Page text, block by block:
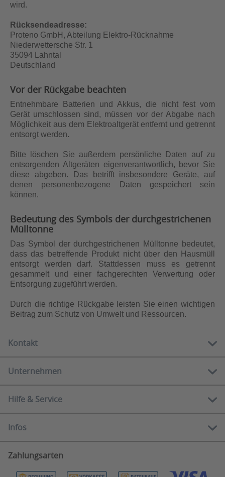
wird.
Rücksendeadresse:
Proteno GmbH, Abteilung Elektro-Rücknahme
Niederwettersche Str. 1
35094 Lahntal
Deutschland
Vor der Rückgabe beachten
Entnehmbare Batterien und Akkus, die nicht fest vom
Gerät umschlossen sind, müssen vor der Abgabe nach
Möglichkeit aus dem Elektroaltgerät entfernt und getrennt
entsorgt werden.
Bitte löschen Sie außerdem persönliche Daten auf zu
entsorgenden Altgeräten eigenverantwortlich, bevor Sie
diese abgeben. Das betrifft insbesondere Geräte, auf
denen personenbezogene Daten gespeichert sein
können.
Bedeutung des Symbols der durchgestrichenen
Mülltonne
Das Symbol der durchgestrichenen Mülltonne bedeutet,
dass das betreffende Produkt nicht über den Hausmüll
entsorgt werden darf. Stattdessen muss es getrennt
gesammelt und einer fachgerechten Verwertung oder
Entsorgung zugeführt werden.
Durch die richtige Rückgabe leisten Sie einen wichtigen
Beitrag zum Schutz von Umwelt und Ressourcen.
Kontakt
Kostenlose Hotline:
0800 888 90 80
Mo-Fr
10.00 - 12.00 Uhr
13.00 - 16.00 Uhr
info@rehashop.de
Unternehmen
Über uns
Showrooms
Ratgeber
Newsletter
Herzensmomente
Markenübersicht
Hilfe & Service
Serviceportal
Häufige Fragen
Zahlungsarten
Versandinformationen
Infos
Widerrufsbelehrung
Garantiehinweise
Zahlungsarten